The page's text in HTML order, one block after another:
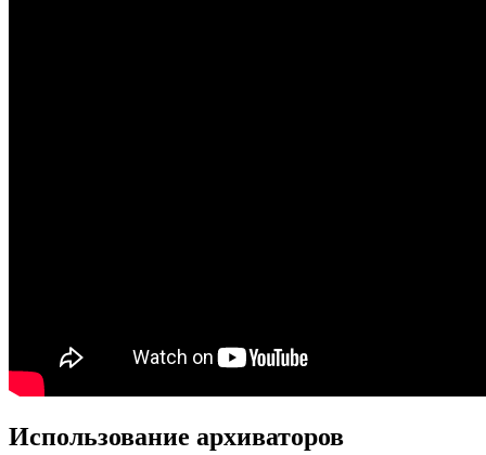
Использование архиваторов